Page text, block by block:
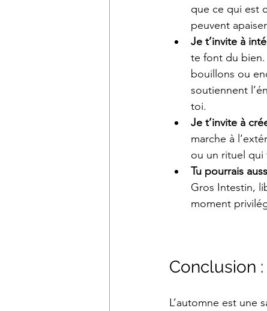
que ce qui est
peuvent
Je t’invite à
te font du bien.
bouillons ou
soutiennent
toi.
Je t’invite à
marche à
ou un rituel qui
Tu pourrais
Gros Intestin,
moment
Conclusion
L’automne est une